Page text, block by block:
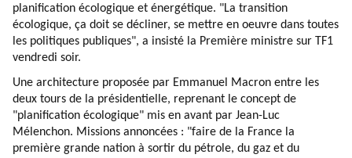
planification écologique et énergétique. "La transition
écologique, ça doit se décliner, se mettre en oeuvre dans toutes
les politiques publiques", a insisté la Première ministre sur TF1
vendredi soir.
Une architecture proposée par Emmanuel Macron entre les
deux tours de la présidentielle, reprenant le concept de
"planification écologique" mis en avant par Jean-Luc
Mélenchon. Missions annoncées : "faire de la France la
première grande nation à sortir du pétrole, du gaz et du